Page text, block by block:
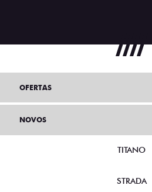
OFERTAS
NOVOS
TITANO
STRADA